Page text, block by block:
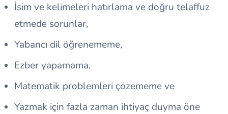
İsim ve kelimeleri hatırlama ve doğru telaffuz
etmede sorunlar,
Yabancı dil öğrenememe,
Ezber yapamama,
Matematik problemleri çözememe ve
Yazmak için fazla zaman ihtiyaç duyma öne